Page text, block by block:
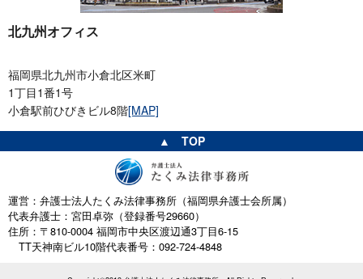
北九州オフィス
福岡県北九州市小倉北区米町
1丁目1番1号
小倉駅前ひびきビル8階[MAP]
▲ TOP
運営：弁護士法人たくみ法律事務所（福岡県弁護士会所属）
代表弁護士：宮田卓弥（登録番号29660）
住所：〒810-0004 福岡市中央区渡辺通3丁目6-15
TT天神南ビル10階代表番号：092-724-4848